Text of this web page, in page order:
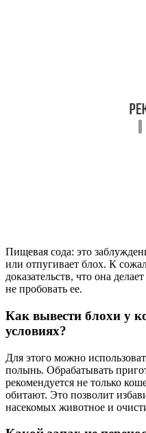
Пищевая сода: это
или отпугивает блох. К
доказательств, что она
не пробовать ее.
Как вывести блохи у
условиях?
Для этого можно
полынь. Обрабатывать
рекомендуется не только
обитают. Это позволит
насекомых животное и